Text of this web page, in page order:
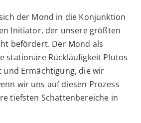
der Mond in die Konjunktion
Initiator, der unsere größten
befördert. Der Mond als
stationäre Rückläufigkeit Plutos
Ermächtigung, die wir
wir uns auf diesen Prozess
tiefsten Schattenbereiche in